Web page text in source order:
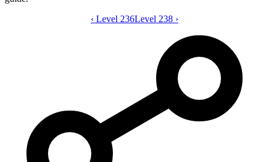
Magic Sort level 237 video guide
‹ Level 236Level 238 ›